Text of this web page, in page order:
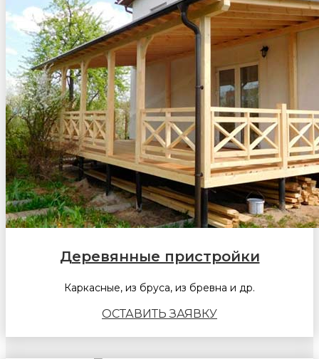
Деревянные пристройки
Каркасные, из бруса, из бревна и др.
ОСТАВИТЬ ЗАЯВКУ